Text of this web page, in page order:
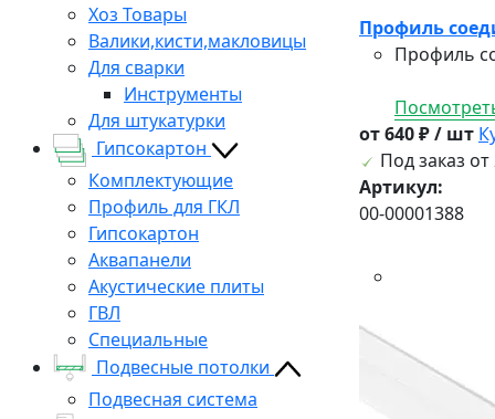
Хоз Товары
Валики,кисти,макловицы
Для сварки
Инструменты
Для штукатурки
Гипсокартон
Комплектующие
Профиль для ГКЛ
Гипсокартон
Аквапанели
Акустические плиты
ГВЛ
Специальные
Подвесные потолки
Подвесная система
Профиль
Профиль
от 640 ₽ / шт
Под заказ от
Артикул:
00-00001388